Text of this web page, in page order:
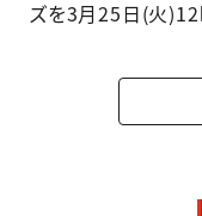
ズを3月25日(火)12